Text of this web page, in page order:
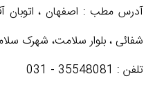
آدرس مطب : اصفهان ، اتوبان
شفائی ، بلوار سلامت، شهرک
تلفن : 35548081 - 031